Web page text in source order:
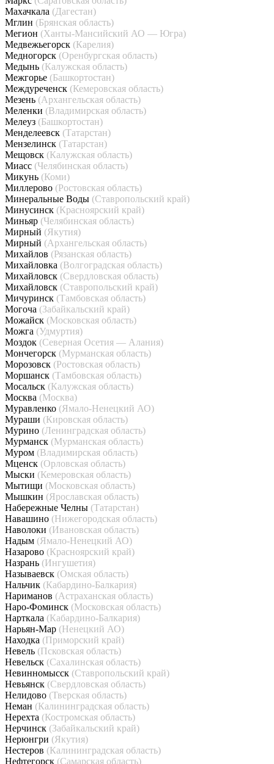
Махачкала (Дагестан)
Мглин (Брянская область)
Мегион (Ханты-Мансийский АО — Югра)
Медвежьегорск (Карелия)
Медногорск (Оренбургская область)
Медынь (Калужская область)
Межгорье (Башкортостан)
Междуреченск (Кемеровская область)
Мезень (Архангельская область)
Меленки (Владимирская область)
Мелеуз (Башкортостан)
Менделеевск (Татарстан)
Мензелинск (Татарстан)
Мещовск (Калужская область)
Миасс (Челябинская область)
Микунь (Коми)
Миллерово (Ростовская область)
Минеральные Воды (Ставропольский край)
Минусинск (Красноярский край)
Миньяр (Челябинская область)
Мирный (Якутия)
Мирный (Архангельская область)
Михайлов (Рязанская область)
Михайловка (Волгоградская область)
Михайловск (Свердловская область)
Михайловск (Ставропольский край)
Мичуринск (Тамбовская область)
Могоча (Забайкальский край)
Можайск (Московская область)
Можга (Удмуртия)
Моздок (Северная Осетия — Алания)
Мончегорск (Мурманская область)
Морозовск (Ростовская область)
Моршанск (Тамбовская область)
Мосальск (Калужская область)
Москва (Москва)
Муравленко (Ямало-Ненецкий АО)
Мураши (Кировская область)
Мурино (Ленинградская область)
Мурманск (Мурманская область)
Муром (Владимирская область)
Мценск (Орловская область)
Мыски (Кемеровская область)
Мытищи (Московская область)
Мышкин (Ярославская область)
Набережные Челны (Татарстан)
Навашино (Нижегородская область)
Наволоки (Ивановская область)
Надым (Ямало-Ненецкий АО)
Назарово (Красноярский край)
Назрань (Ингушетия)
Называевск (Омская область)
Нальчик (Кабардино-Балкария)
Нариманов (Астраханская область)
Наро-Фоминск (Московская область)
Нарткала (Кабардино-Балкария)
Нарьян-Мар (Ненецкий АО)
Находка (Приморский край)
Невель (Псковская область)
Невельск (Сахалинская область)
Невинномысск (Ставропольский край)
Невьянск (Свердловская область)
Нелидово (Тверская область)
Неман (Калининградская область)
Нерехта (Костромская область)
Нерчинск (Забайкальский край)
Нерюнгри (Якутия)
Нестеров (Калининградская область)
Нефтегорск (Самарская область)